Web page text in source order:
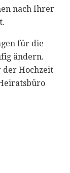
nach Ihrer
für die
ändern.
Hochzeit